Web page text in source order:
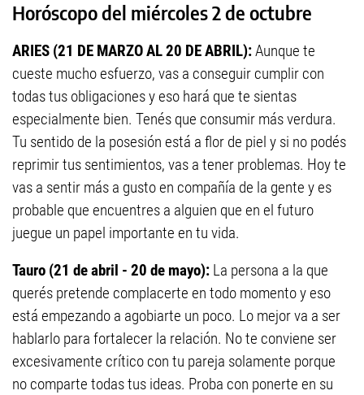
Horóscopo del miércoles 2 de octubre
ARIES (21 DE MARZO AL 20 DE ABRIL):Aunque te
cueste mucho esfuerzo, vas a conseguir cumplir con
todas tus obligaciones y eso hará que te sientas
especialmente bien. Tenés que consumir más verdura.
Tu sentido de la posesión está a flor de piel y si no podés
reprimir tus sentimientos, vas a tener problemas. Hoy te
vas a sentir más a gusto en compañía de la gente y es
probable que encuentres a alguien que en el futuro
juegue un papel importante en tu vida.
Tauro (21 de abril - 20 de mayo): La persona a la que
querés pretende complacerte en todo momento y eso
está empezando a agobiarte un poco. Lo mejor va a ser
hablarlo para fortalecer la relación. No te conviene ser
excesivamente crítico con tu pareja solamente porque
no comparte todas tus ideas. Proba con ponerte en su